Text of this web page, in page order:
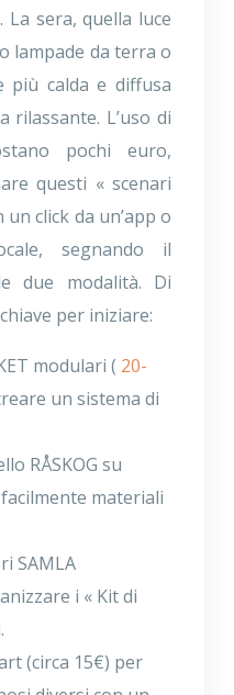
sera, quella luce
lampade da terra o
più calda e diffusa
rilassante. L’uso di
pochi euro,
questi « scenari
click da un’app o
segnando il
due modalità. Di
per iniziare:
modulari ( 20-
un sistema di
RÅSKOG su
materiali
SAMLA
i « Kit di
(circa 15€) per